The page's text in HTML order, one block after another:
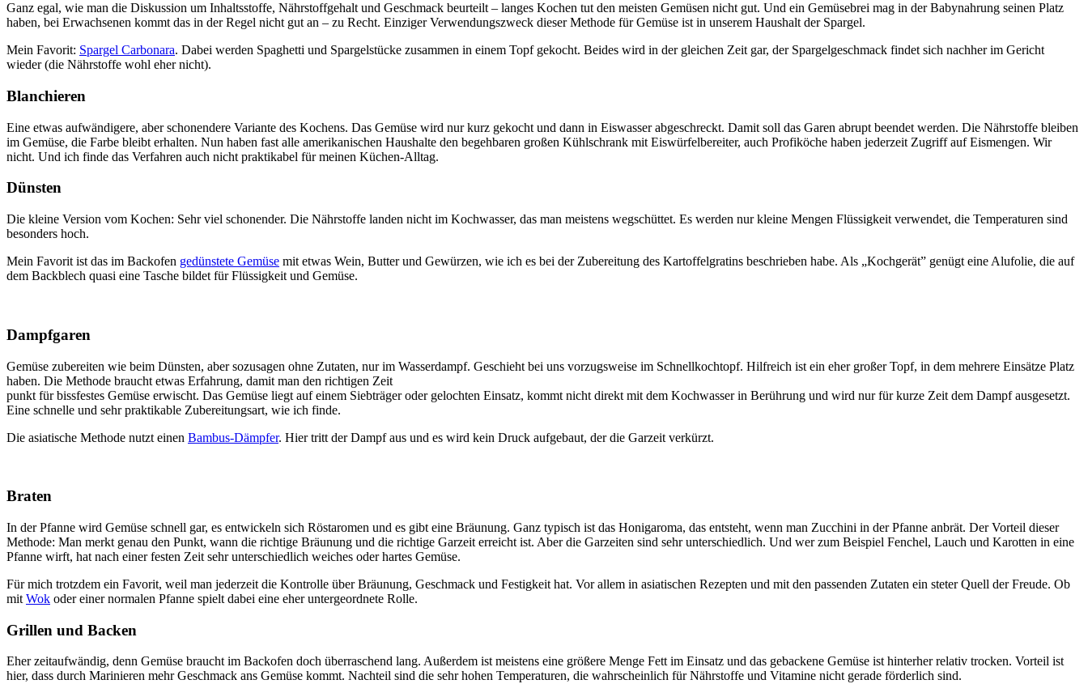
Ganz egal, wie man die Diskussion um Inhaltsstoffe, Nährstoffgehalt und Geschmack beurteilt – langes Kochen tut den meisten Gemüsen nicht gut. Und ein Gemüsebrei mag in der Babynahrung seinen Platz
haben, bei Erwachsenen kommt das in der Regel nicht gut an – zu Recht. Einziger Verwendungszweck dieser Methode für Gemüse ist in unserem Haushalt der Spargel.
Mein Favorit: Spargel Carbonara. Dabei werden Spaghetti und Spargelstücke zusammen in einem Topf gekocht. Beides wird in der gleichen Zeit gar, der Spargelgeschmack findet sich nachher im Gericht
wieder (die Nährstoffe wohl eher nicht).
Blanchieren
Eine etwas aufwändigere, aber schonendere Variante des Kochens. Das Gemüse wird nur kurz gekocht und dann in Eiswasser abgeschreckt. Damit soll das Garen abrupt beendet werden. Die Nährstoffe bleiben
im Gemüse, die Farbe bleibt erhalten. Nun haben fast alle amerikanischen Haushalte den begehbaren großen Kühlschrank mit Eiswürfelbereiter, auch Profiköche haben jederzeit Zugriff auf Eismengen. Wir
nicht. Und ich finde das Verfahren auch nicht praktikabel für meinen Küchen-Alltag.
Dünsten
Die kleine Version vom Kochen: Sehr viel schonender. Die Nährstoffe landen nicht im Kochwasser, das man meistens wegschüttet. Es werden nur kleine Mengen Flüssigkeit verwendet, die Temperaturen sind
besonders hoch.
Mein Favorit ist das im Backofen gedünstete Gemüse mit etwas Wein, Butter und Gewürzen, wie ich es bei der Zubereitung des Kartoffelgratins beschrieben habe. Als „Kochgerät” genügt eine Alufolie, die auf
dem Backblech quasi eine Tasche bildet für Flüssigkeit und Gemüse.
Dampfgaren
Gemüse zubereiten wie beim Dünsten, aber sozusagen ohne Zutaten, nur im Wasserdampf. Geschieht bei uns vorzugsweise im Schnellkochtopf. Hilfreich ist ein eher großer Topf, in dem mehrere Einsätze Platz
haben. Die Methode braucht etwas Erfahrung, damit man den richtigen Zeit
punkt für bissfestes Gemüse erwischt. Das Gemüse liegt auf einem Siebträger oder gelochten Einsatz, kommt nicht direkt mit dem Kochwasser in Berührung und wird nur für kurze Zeit dem Dampf ausgesetzt.
Eine schnelle und sehr praktikable Zubereitungsart, wie ich finde.
Die asiatische Methode nutzt einen Bambus-Dämpfer. Hier tritt der Dampf aus und es wird kein Druck aufgebaut, der die Garzeit verkürzt.
Braten
In der Pfanne wird Gemüse schnell gar, es entwickeln sich Röstaromen und es gibt eine Bräunung. Ganz typisch ist das Honigaroma, das entsteht, wenn man Zucchini in der Pfanne anbrät. Der Vorteil dieser
Methode: Man merkt genau den Punkt, wann die richtige Bräunung und die richtige Garzeit erreicht ist. Aber die Garzeiten sind sehr unterschiedlich. Und wer zum Beispiel Fenchel, Lauch und Karotten in eine
Pfanne wirft, hat nach einer festen Zeit sehr unterschiedlich weiches oder hartes Gemüse.
Für mich trotzdem ein Favorit, weil man jederzeit die Kontrolle über Bräunung, Geschmack und Festigkeit hat. Vor allem in asiatischen Rezepten und mit den passenden Zutaten ein steter Quell der Freude. Ob
mit Wok oder einer normalen Pfanne spielt dabei eine eher untergeordnete Rolle.
Grillen und Backen
Eher zeitaufwändig, denn Gemüse braucht im Backofen doch überraschend lang. Außerdem ist meistens eine größere Menge Fett im Einsatz und das gebackene Gemüse ist hinterher relativ trocken. Vorteil ist
hier, dass durch Marinieren mehr Geschmack ans Gemüse kommt. Nachteil sind die sehr hohen Temperaturen, die wahrscheinlich für Nährstoffe und Vitamine nicht gerade förderlich sind.